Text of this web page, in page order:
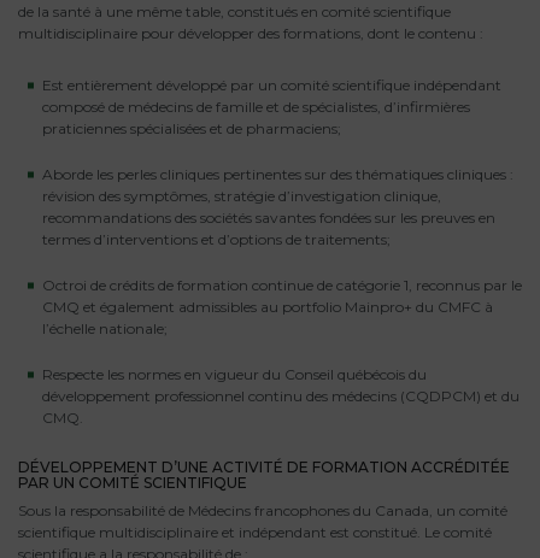
de la santé à une même table, constitués en comité scientifique
multidisciplinaire pour développer des formations, dont le contenu :
Est entièrement développé par un comité scientifique indépendant
composé de médecins de famille et de spécialistes, d’infirmières
praticiennes spécialisées et de pharmaciens;
Aborde les perles cliniques pertinentes sur des thématiques cliniques :
révision des symptômes, stratégie d’investigation clinique,
recommandations des sociétés savantes fondées sur les preuves en
termes d’interventions et d’options de traitements;
Octroi de crédits de formation continue de catégorie 1, reconnus par le
CMQ et également admissibles au portfolio Mainpro+ du CMFC à
l’échelle nationale;
Respecte les normes en vigueur du Conseil québécois du
développement professionnel continu des médecins (CQDPCM) et du
CMQ.
DÉVELOPPEMENT D’UNE ACTIVITÉ DE FORMATION ACCRÉDITÉE
PAR UN COMITÉ SCIENTIFIQUE
Sous la responsabilité de Médecins francophones du Canada, un comité
scientifique multidisciplinaire et indépendant est constitué. Le comité
scientifique a la responsabilité de :